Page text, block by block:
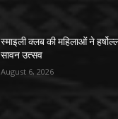
स्माइली क्लब की महिलाओं ने
सावन उत्सव
August 6, 2026